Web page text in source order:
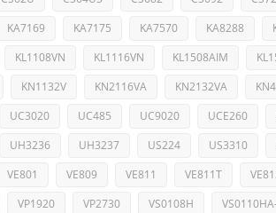
KA7169 KA7175 KA7570 KA8288
KL1108VN KL1116VN KL1508AIM
KN1132V KN2116VA KN2132VA
UC3020 UC485 UC9020 UCE260
UH3236 UH3237 US224 US3310
VE801 VE809 VE811 VE811T
VP1920 VP2730 VS0108H